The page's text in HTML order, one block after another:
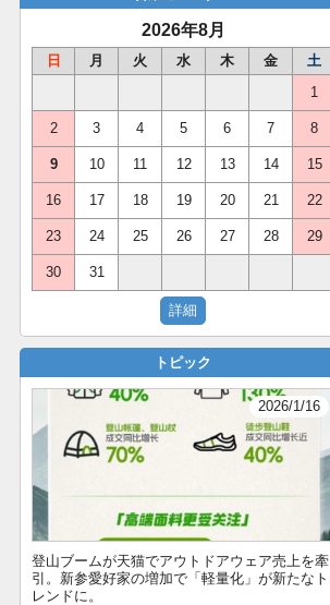
2026年8月
日 月 火 水 木 金
土
1
2 3 4 5 6 7 8
9 10 11 12 13 14 15
16 17 18 19 20 21 22
23 24 25 26 27 28 29
30 31
トピック
2026/1/16
登山ブームが天猫でアウトドアウェア売上を牽
引。新参愛好家の増加で「軽量化」が新たなト
レンドに。